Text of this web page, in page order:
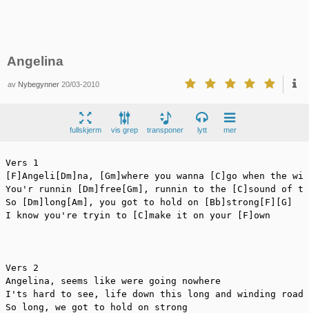
Angelina
av Nybegynner 20/03-2010
fullskjerm vis grep transponer lytt mer
Vers 1
[F]Angeli[Dm]na, [Gm]where you wanna [C]go when the
You'r runnin [Dm]free[Gm], runnin to the [C]sound of
So [Dm]long[Am], you got to hold on [Bb]strong[F][G]
I know you're tryin to [C]make it on your [F]own
Vers 2
Angelina, seems like were going nowhere
I'ts hard to see, life down this long and winding road
So long, we got to hold on strong